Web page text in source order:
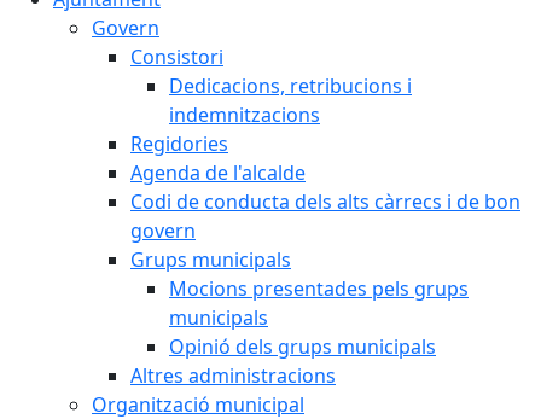
Govern
Consistori
Dedicacions, retribucions i
indemnitzacions
Regidories
Agenda de l'alcalde
Codi de conducta dels alts càrrecs i de bon
govern
Grups municipals
Mocions presentades pels grups
municipals
Opinió dels grups municipals
Altres administracions
Organització municipal